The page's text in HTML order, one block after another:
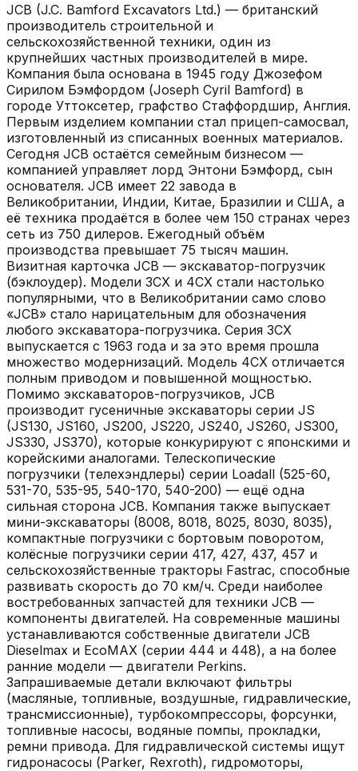
JCB (J.C. Bamford Excavators Ltd.) — британский
производитель строительной и
сельскохозяйственной техники, один из
крупнейших частных производителей в мире.
Компания была основана в 1945 году Джозефом
Сирилом Бэмфордом (Joseph Cyril Bamford) в
городе Уттоксетер, графство Стаффордшир, Англия.
Первым изделием компании стал прицеп-самосвал,
изготовленный из списанных военных материалов.
Сегодня JCB остаётся семейным бизнесом —
компанией управляет лорд Энтони Бэмфорд, сын
основателя. JCB имеет 22 завода в
Великобритании, Индии, Китае, Бразилии и США, а
её техника продаётся в более чем 150 странах через
сеть из 750 дилеров. Ежегодный объём
производства превышает 75 тысяч машин.
Визитная карточка JCB — экскаватор-погрузчик
(бэклоудер). Модели 3CX и 4CX стали настолько
популярными, что в Великобритании само слово
«JCB» стало нарицательным для обозначения
любого экскаватора-погрузчика. Серия 3CX
выпускается с 1963 года и за это время прошла
множество модернизаций. Модель 4CX отличается
полным приводом и повышенной мощностью.
Помимо экскаваторов-погрузчиков, JCB
производит гусеничные экскаваторы серии JS
(JS130, JS160, JS200, JS220, JS240, JS260, JS300,
JS330, JS370), которые конкурируют с японскими и
корейскими аналогами. Телескопические
погрузчики (телехэндлеры) серии Loadall (525-60,
531-70, 535-95, 540-170, 540-200) — ещё одна
сильная сторона JCB. Компания также выпускает
мини-экскаваторы (8008, 8018, 8025, 8030, 8035),
компактные погрузчики с бортовым поворотом,
колёсные погрузчики серии 417, 427, 437, 457 и
сельскохозяйственные тракторы Fastrac, способные
развивать скорость до 70 км/ч. Среди наиболее
востребованных запчастей для техники JCB —
компоненты двигателей. На современные машины
устанавливаются собственные двигатели JCB
Dieselmax и EcoMAX (серии 444 и 448), а на более
ранние модели — двигатели Perkins.
Запрашиваемые детали включают фильтры
(масляные, топливные, воздушные, гидравлические,
трансмиссионные), турбокомпрессоры, форсунки,
топливные насосы, водяные помпы, прокладки,
ремни привода. Для гидравлической системы ищут
гидронасосы (Parker, Rexroth), гидромоторы,